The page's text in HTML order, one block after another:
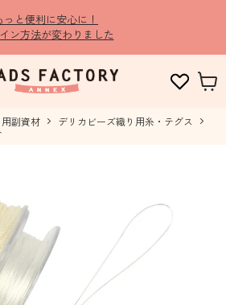
っと便利に安心に！
ン方法が変わりました
ト
副資材 デリカビーズ織り用糸・テグス